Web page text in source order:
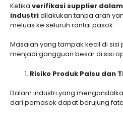
Ketika verifikasi supplier
industridilakukan tanpa arah
meluas ke seluruh rantai pasok.
Masalah yang tampak kecil di
menjadi gangguan besar di sisi
Risiko Produk Palsu dan
Dalam industri yang
dari pemasok dapat berujung